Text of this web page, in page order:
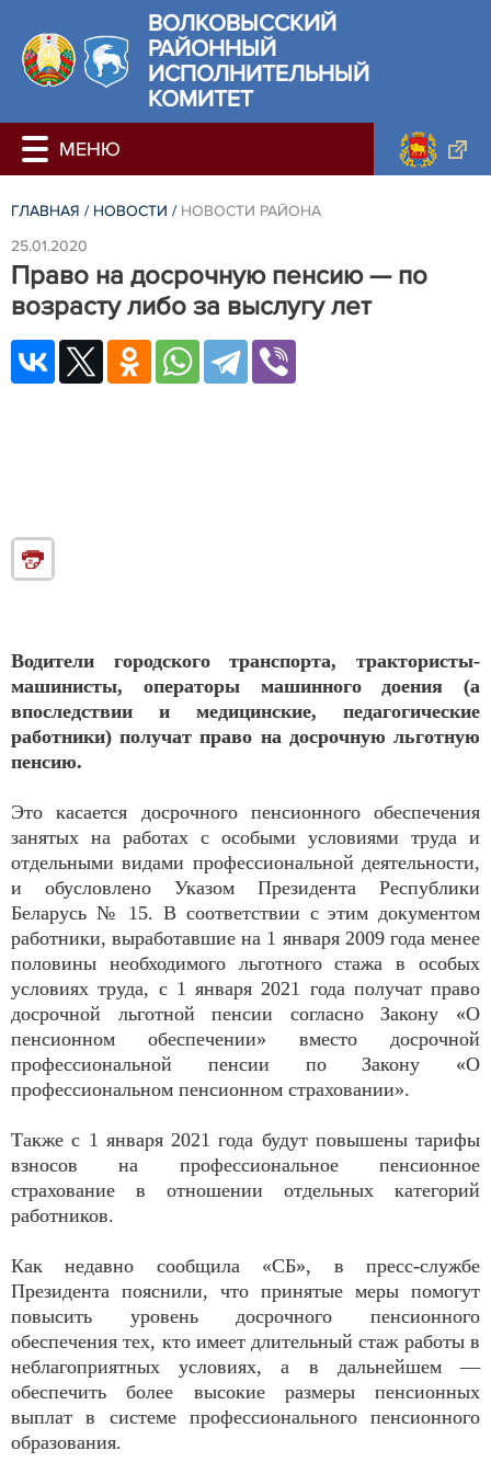
ВОЛКОВЫССКИЙ
РАЙОННЫЙ
ИСПОЛНИТЕЛЬНЫЙ
КОМИТЕТ
ГЛАВНАЯ / НОВОСТИ / НОВОСТИ РАЙОНА
25.01.2020
Право на досрочную пенсию — по
возрасту либо за выслугу лет
Водители городского транспорта, трактористы-
машинисты, операторы машинного доения (а
впоследствии и медицинские, педагогические
работники) получат право на досрочную льготную
пенсию.
Это касается досрочного пенсионного обеспечения
занятых на работах с особыми условиями труда и
отдельными видами профессио­нальной деятельности,
и обу­словлено Указом Президента Республики
Беларусь № 15. В соответствии с этим документом
работники, выработавшие на 1 января 2009 года менее
половины необходимого льготного стажа в особых
условиях труда, с 1 января 2021 года получат право
досрочной льготной пенсии согласно Закону «О
пенсионном обеспечении» вместо досрочной
профессио­нальной пенсии по Закону «О
профессиональном пенсионном страховании».
Также с 1 января 2021 года будут повышены тарифы
взносов на профессиональное пенсионное
страхование в отношении отдельных категорий
работников.
Как недавно сообщила «СБ», в пресс-службе
Президента пояснили, что принятые меры помогут
повысить уровень досрочного пенсионного
обеспечения тех, кто имеет длительный стаж работы в
неблагоприятных условиях, а в дальнейшем —
обеспечить более высокие размеры пенсионных
выплат в системе профессионального пенсионного
образования.